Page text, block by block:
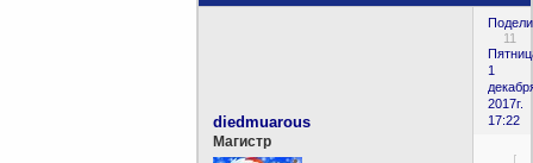
11
1
2017г.
17:22
diedmuarous
Магистр